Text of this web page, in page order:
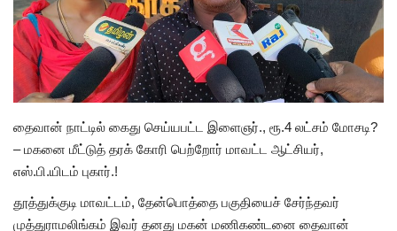
தைவான் நாட்டில் கைது செய்யபட்ட இளைஞர்., ரூ.4 லட்சம் மோசடி?
– மகனை மீட்டுத் தரக் கோரி பெற்றோர் மாவட்ட ஆட்சியர்,
எஸ்.பி.யிடம் புகார்.!
தூத்துக்குடி மாவட்டம், தேன்பொத்தை பகுதியைச் சேர்ந்தவர்
முத்துராமலிங்கம் இவர் தனது மகன் மணிகண்டனை தைவான்